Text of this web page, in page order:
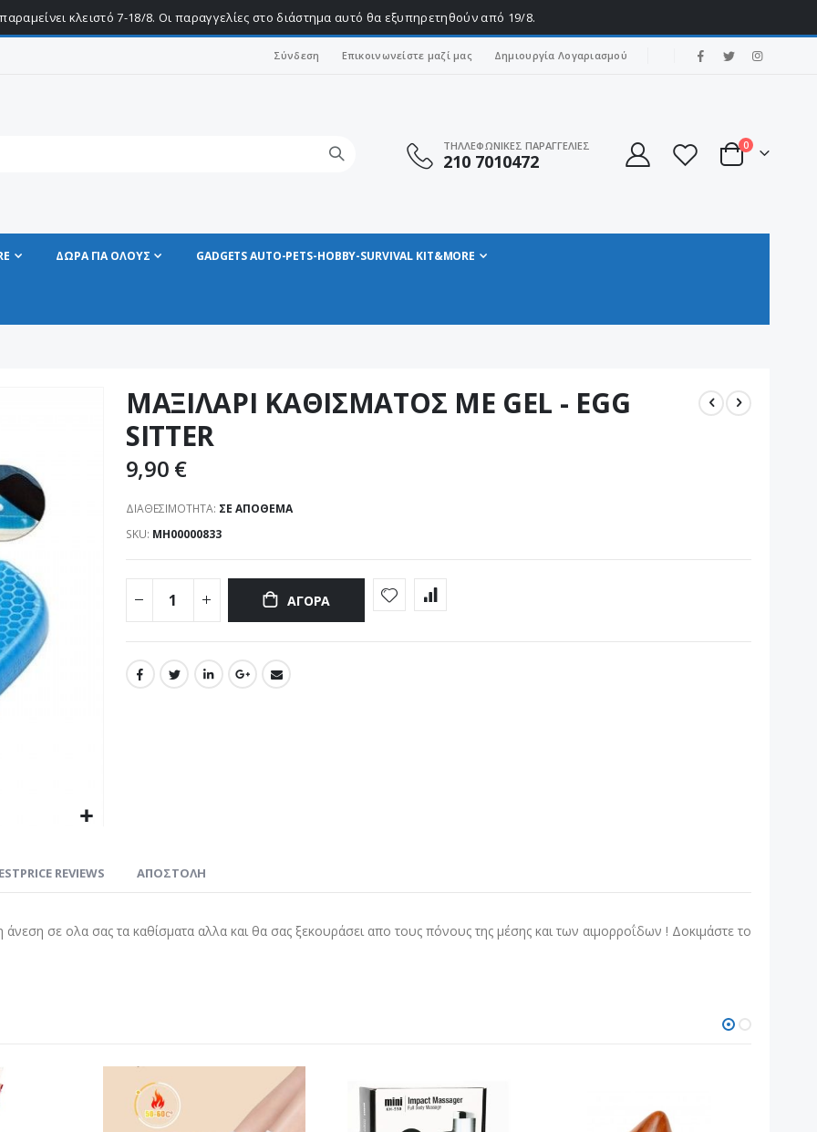
κλειστό 7-18/8. Οι παραγγελίες στο διάστημα αυτό θα εξυπηρετηθούν από 19/8.
Σύνδεση Επικοινωνείστε μαζί μας Δημιουργία Λογαριασμού
ΤΗΛΛΕΦΩΝΙΚΕΣ ΠΑΡΑΓΓΕΛΙΕΣ
210 7010472 Cart
0στοιχεία
ΔΩΡΑ ΓΙΑ ΟΛΟΥΣ GADGETS AUTO-PETS-HOBBY-SURVIVAL KIT&MORE
ΜΑΞΙΛΑΡΙ ΚΑΘΙΣΜΑΤΟΣ ME GEL - EGG
SITTER
9,90 €
ΔΙΑΘΕΣΙΜΌΤΗΤΑ: ΣΕ ΑΠΌΘΕΜΑ
SKU ΜΗ00000833
ΑΓΟΡΆ
σε ολα σας τα καθίσματα αλλα και θα σας ξεκουράσει απο τους πόνους της μέσης και των αιμορροΐδων ! Δοκιμάστε το
REVIEWS ΑΠΟΣΤΟΛΗ